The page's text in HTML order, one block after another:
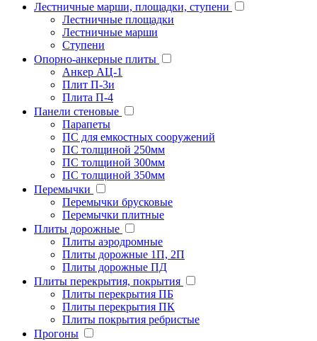
Лестничные марши, площадки, ступени
Лестничные площадки
Лестничные марши
Ступени
Опорно-анкерные плиты
Анкер АЦ-1
Плит П-3и
Плита П-4
Панели стеновые
Парапеты
ПС для емкостных сооружений
ПС толщиной 250мм
ПС толщиной 300мм
ПС толщиной 350мм
Перемычки
Перемычки брусковые
Перемычки плитные
Плиты дорожные
Плиты аэродромные
Плиты дорожные 1П, 2П
Плиты дорожные ПД
Плиты перекрытия, покрытия
Плиты перекрытия ПБ
Плиты перекрытия ПК
Плиты покрытия ребристые
Прогоны